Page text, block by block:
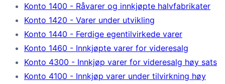
Konto 1400 - Råvarer og innkjøpte halvfabrikater
Konto 1420 - Varer under utvikling
Konto 1440 - Ferdige egentilvirkede varer
Konto 1460 - Innkjøpte varer for videresalg
Konto 4300 - Innkjøp varer for videresalg høy sats
Konto 4100 - Innkjøp varer under tilvirkning høy